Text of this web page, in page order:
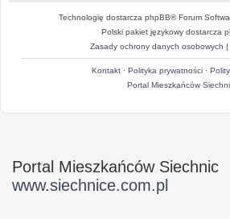
Technologię dostarcza phpBB® Forum
Polski pakiet językowy dostarcza
Zasady ochrony danych osobowych |
Kontakt· Polityka prywatności·
Portal Mieszkańców
Portal Mieszkańców Siechnic
www.siechnice.com.pl